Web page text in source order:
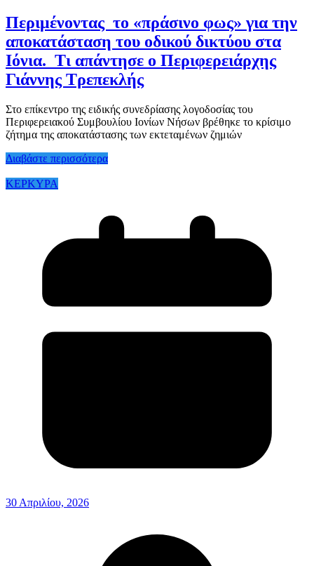
Περιμένοντας το «πράσινο φως» για την
αποκατάσταση του οδικού δικτύου στα
Ιόνια. Τι απάντησε ο Περιφερειάρχης
Γιάννης Τρεπεκλής
Στο επίκεντρο της ειδικής συνεδρίασης λογοδοσίας του
Περιφερειακού Συμβουλίου Ιονίων Νήσων βρέθηκε το κρίσιμο
ζήτημα της αποκατάστασης των εκτεταμένων ζημιών
Διαβάστε περισσότερα
ΚΕΡΚΥΡΑ
30 Απριλίου, 2026